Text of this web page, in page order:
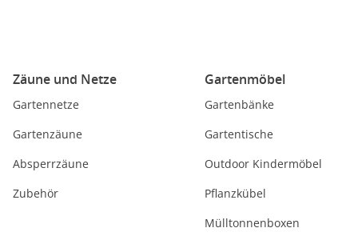
Zäune und Netze
Gartennetze
Gartenzäune
Absperrzäune
Zubehör
Gartenmöbel
Gartenbänke
Gartentische
Outdoor Kindermöbel
Pflanzkübel
Mülltonnenboxen